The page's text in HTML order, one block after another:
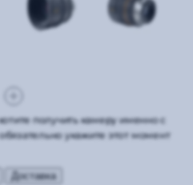
получить камеру именно с
укажите этот момент
Доставка